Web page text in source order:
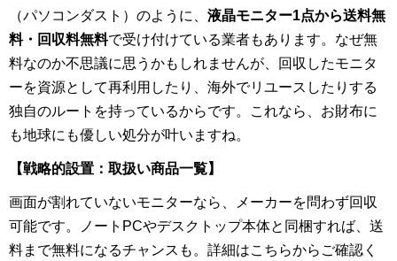
（パソコンダスト）のように、 液晶モニター1点から送料無
料・回収料無料で受け付けている業者もあります。なぜ無
料なのか不思議に思うかもしれませんが、回収したモニタ
ーを資源として再利用したり、海外でリユースしたりする
独自のルートを持っているからです。これなら、お財布に
も地球にも優しい処分が叶いますね。
【戦略的設置：取扱い商品一覧】
画面が割れていないモニターなら、メーカーを問わず回収
可能です。ノートPCやデスクトップ本体と同梱すれば、送
料まで無料になるチャンスも。詳細はこちらからご確認く